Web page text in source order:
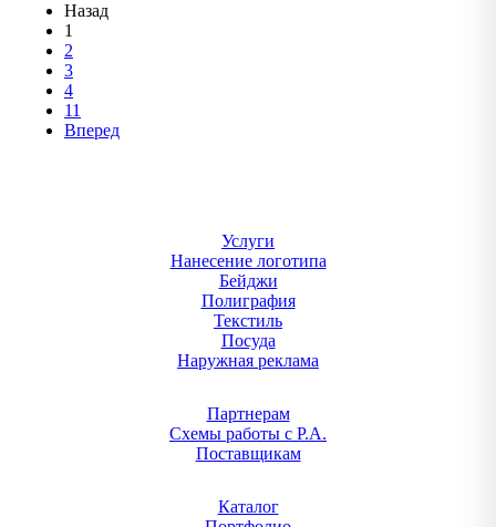
Назад
1
2
3
4
11
Вперед
Услуги
Нанесение логотипа
Бейджи
Полиграфия
Текстиль
Посуда
Наружная реклама
Партнерам
Схемы работы с Р.А.
Поставщикам
Каталог